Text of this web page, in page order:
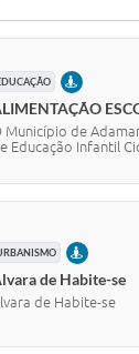
Município de
Educação Infantil
de Habite-se
de Habite-se